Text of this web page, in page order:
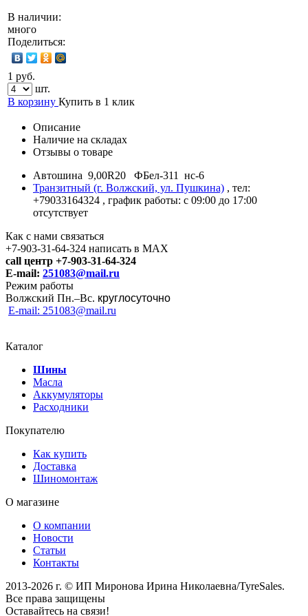
В наличии:
много
Поделиться:
1 руб.
шт.
В корзину Купить в 1 клик
Описание
Наличие на складах
Отзывы о товаре
Автошина 9,00R20 ФБел-311 нс-6
Транзитный (г. Волжский, ул. Пушкина) , тел:
+79033164324 , график работы: с 09:00 до 17:00
отсутствует
Как с нами связаться
+7-903-31-64-324 написать в MAX
call центр +7-903-31-64-324
E-mail: 251083@mail.ru
Режим работы
Волжский Пн.–Вс. круглосуточно
E-mail: 251083@mail.ru
Каталог
Шины
Масла
Аккумуляторы
Расходники
Покупателю
Как купить
Доставка
Шиномонтаж
О магазине
О компании
Новости
Статьи
Контакты
2013-2026 г. © ИП Миронова Ирина Николаевна/TyreSales.
Все права защищены
Оставайтесь на связи!